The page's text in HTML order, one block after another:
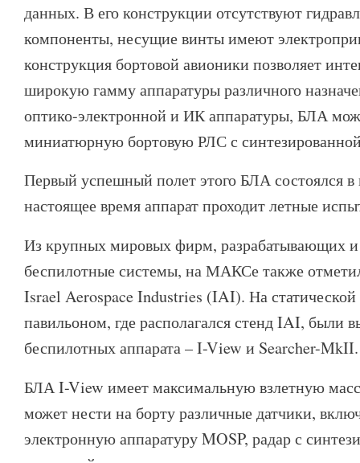
данных. В его конструкции отсутствуют
компоненты, несущие винты имеют
конструкция бортовой авионики позволяет
широкую гамму аппаратуры различного
оптико-электронной и ИК аппаратуры, БЛА
миниатюрную бортовую РЛС с
Первый успешный полет этого БЛА состоялся в
настоящее время аппарат проходит летные
Из крупных мировых фирм, разрабатывающих
беспилотные системы, на МАКСе также
Israel Aerospace Industries (IAI). На статической
павильоном, где располагался стенд IAI, были
беспилотных аппарата – I-View и Searcher-MkII.
БЛА I-View имеет максимальную взлетную
может нести на борту различные датчики,
электронную аппаратуру MOSP, радар с